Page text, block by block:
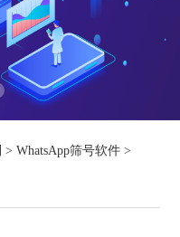
>WhatsApp筛号软件 >